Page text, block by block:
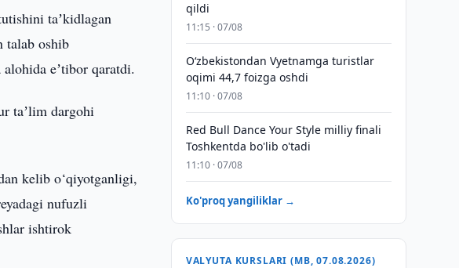
taʼkidlagan
talab oshib
eʼtibor qaratdi.
taʼlim dargohi
kelib o‘qiyotganligi,
nufuzli
ishtirok
qildi
11:15 · 07/08
O‘zbekistondan Vyetnamga turistlar
oqimi 44,7 foizga oshdi
11:10 · 07/08
Red Bull Dance Your Style milliy finali
Toshkentda bo'lib o'tadi
11:10 · 07/08
Ko'proq yangiliklar →
VALYUTA KURSLARI (MB, 07.08.2026)